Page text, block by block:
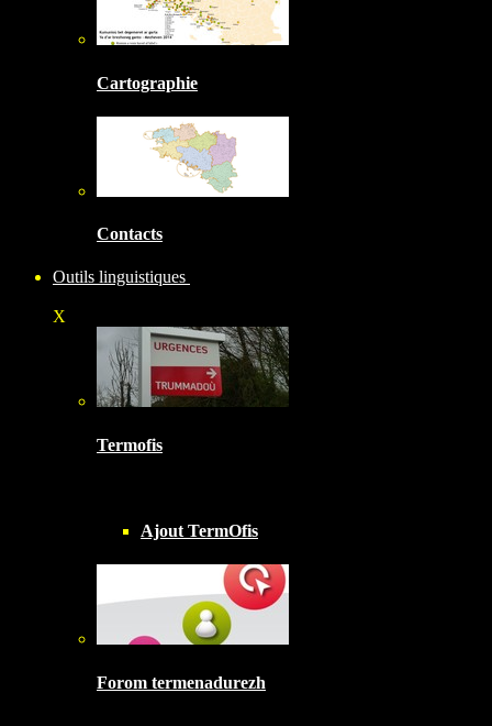
Cartographie
Contacts
Outils linguistiques
X
Termofis
Ajout TermOfis
Forom termenadurezh